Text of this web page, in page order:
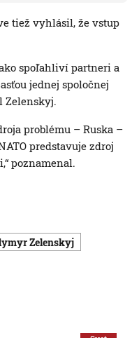
tiež vyhlásil, že vstup
spoľahliví partneri a
jednej spoločnej
Zelenskyj.
problému – Ruska –
predstavuje zdroj
poznamenal.
Zelenskyj